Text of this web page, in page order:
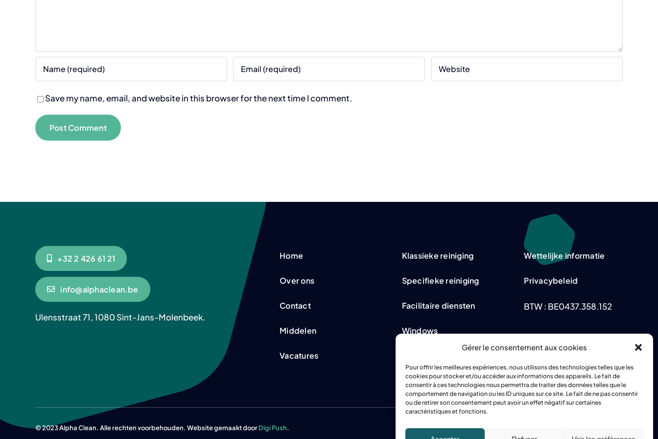
Gérer le consentement aux cookies
Pour offrir les meilleures expériences, nous utilisons des technologies telles que les
cookies pour stocker et/ou accéder aux informations des appareils. Le fait de
consentir à ces technologies nous permettra de traiter des données telles que le
comportement de navigation ou les ID uniques sur ce site. Le fait de ne pas consentir
ou de retirer son consentement peut avoir un effet négatif sur certaines
caractéristiques et fonctions.
Save my name, email, and website in this browser for the next time I comment.
+32 2 426 61 21
info@alphaclean.be
Ulensstraat 71, 1080 Sint-Jans-Molenbeek.
Home
Over ons
Contact
Middelen
Vacatures
Klassieke reiniging
Specifieke reiniging
Facilitaire diensten
Windows
Wettelijke informatie
Privacybeleid
BTW : BE0437.358.152
© 2023 Alpha Clean. Alle rechten voorbehouden. Website gemaakt doorDigi Push.